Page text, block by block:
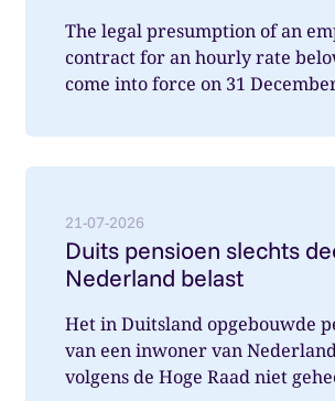
The legal presumption of an
contract for an hourly rate
come into force on 31
21-07-2026
Duits pensioen slechts
Nederland belast
Het in Duitsland opgebouwde
van een inwoner van
volgens de Hoge Raad niet